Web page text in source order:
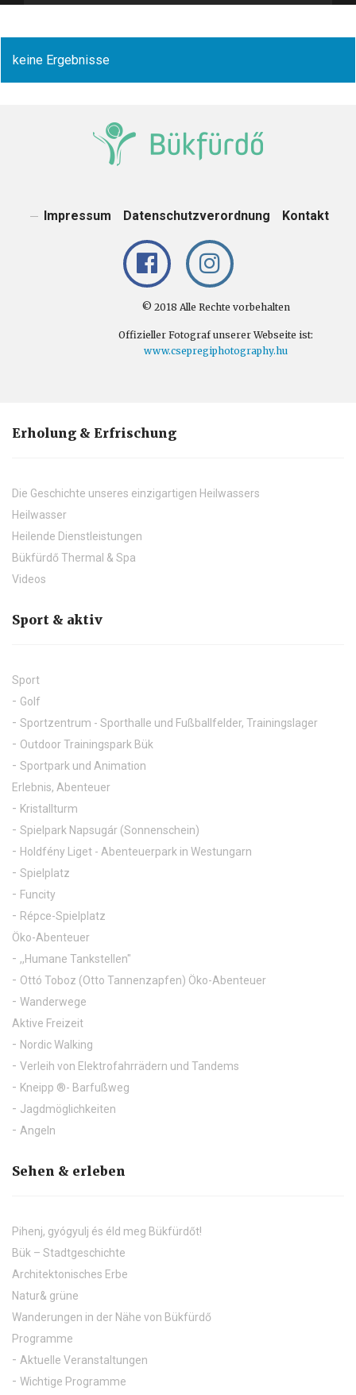
keine Ergebnisse
Impressum Datenschutzverordnung Kontakt
© 2018 Alle Rechte vorbehalten
Offizieller Fotograf unserer Webseite ist:
www.csepregiphotography.hu
Erholung & Erfrischung
Die Geschichte unseres einzigartigen Heilwassers
Heilwasser
Heilende Dienstleistungen
Bükfürdő Thermal & Spa
Videos
Sport & aktiv
Sport
Golf
Sportzentrum - Sporthalle und Fußballfelder, Trainingslager
Outdoor Trainingspark Bük
Sportpark und Animation
Erlebnis, Abenteuer
Kristallturm
Spielpark Napsugár (Sonnenschein)
Holdfény Liget - Abenteuerpark in Westungarn
Spielplatz
Funcity
Répce-Spielplatz
Öko-Abenteuer
,,Humane Tankstellen"
Ottó Toboz (Otto Tannenzapfen) Öko-Abenteuer
Wanderwege
Aktive Freizeit
Nordic Walking
Verleih von Elektrofahrrädern und Tandems
Kneipp ®- Barfußweg
Jagdmöglichkeiten
Angeln
Sehen & erleben
Pihenj, gyógyulj és éld meg Bükfürdőt!
Bük – Stadtgeschichte
Architektonisches Erbe
Natur& grüne
Wanderungen in der Nähe von Bükfürdő
Programme
Aktuelle Veranstaltungen
Wichtige Programme